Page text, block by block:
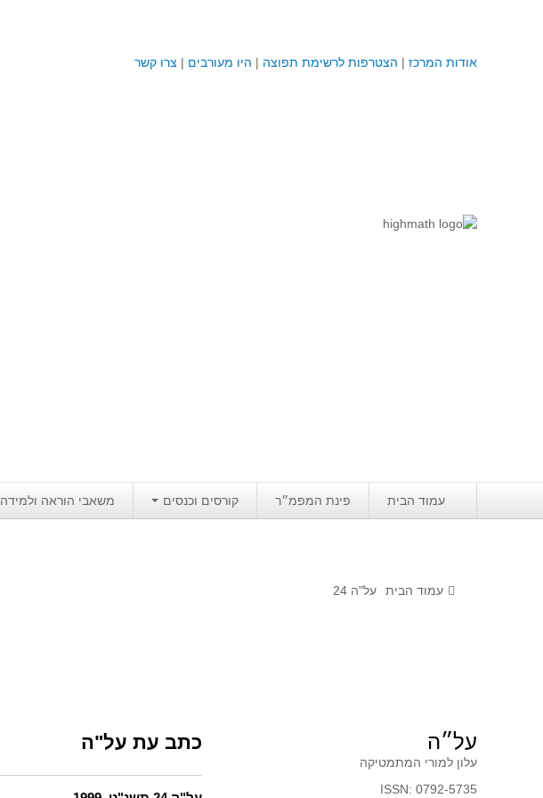
אודות המרכז | הצטרפות לרשימת תפוצה | היו מעורבים | צרו קשר
עמוד הבית פינת המפמ״ר קורסים וכנסים משאבי הוראה ולמידה
עמוד הבית על"ה 24
כתב עת על"ה על״ה
עלון למורי המתמטיקה
ISSN: 0792-5735